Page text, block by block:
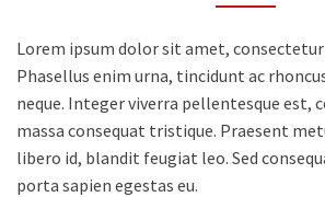
Lorem ipsum dolor sit amet,
Phasellus enim urna, tincidunt ac
neque. Integer viverra pellentesque est,
massa consequat tristique. Praesent
libero id, blandit feugiat leo. Sed
porta sapien egestas eu.